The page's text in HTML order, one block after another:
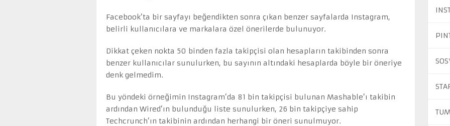
Facebook’ta bir sayfayı beğendikten sonra çıkan benzer sayfalarda Instagram,
belirli kullanıcılara ve markalara özel önerilerde bulunuyor.
Dikkat çeken nokta 50 binden fazla takipçisi olan hesapların takibinden sonra
benzer kullanıcılar sunulurken, bu sayının altındaki hesaplarda böyle bir öneriye
denk gelmedim.
Bu yöndeki örneğimin Instagram’da 81 bin takipçisi bulunan Mashable’ı takibin
ardından Wired’ın bulunduğu liste sunulurken, 26 bin takipçiye sahip
Techcrunch’ın takibinin ardından herhangi bir öneri sunulmuyor.